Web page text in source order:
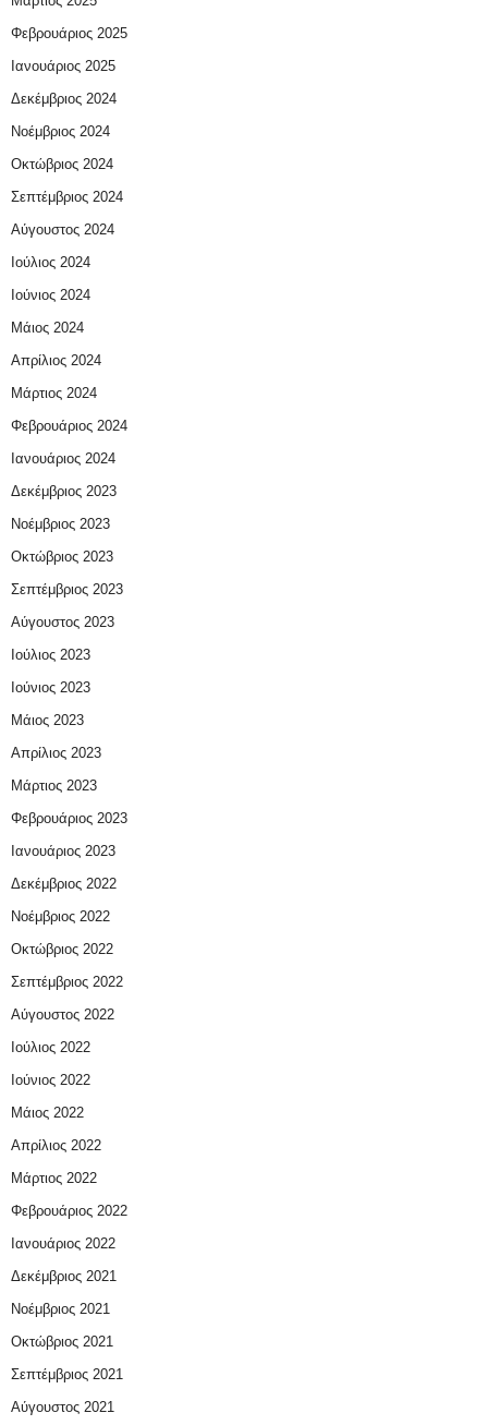
Φεβρουάριος 2025
Ιανουάριος 2025
Δεκέμβριος 2024
Νοέμβριος 2024
Οκτώβριος 2024
Σεπτέμβριος 2024
Αύγουστος 2024
Ιούλιος 2024
Ιούνιος 2024
Μάιος 2024
Απρίλιος 2024
Μάρτιος 2024
Φεβρουάριος 2024
Ιανουάριος 2024
Δεκέμβριος 2023
Νοέμβριος 2023
Οκτώβριος 2023
Σεπτέμβριος 2023
Αύγουστος 2023
Ιούλιος 2023
Ιούνιος 2023
Μάιος 2023
Απρίλιος 2023
Μάρτιος 2023
Φεβρουάριος 2023
Ιανουάριος 2023
Δεκέμβριος 2022
Νοέμβριος 2022
Οκτώβριος 2022
Σεπτέμβριος 2022
Αύγουστος 2022
Ιούλιος 2022
Ιούνιος 2022
Μάιος 2022
Απρίλιος 2022
Μάρτιος 2022
Φεβρουάριος 2022
Ιανουάριος 2022
Δεκέμβριος 2021
Νοέμβριος 2021
Οκτώβριος 2021
Σεπτέμβριος 2021
Αύγουστος 2021